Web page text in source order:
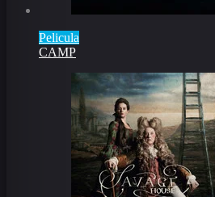
Pelicula
CAMP